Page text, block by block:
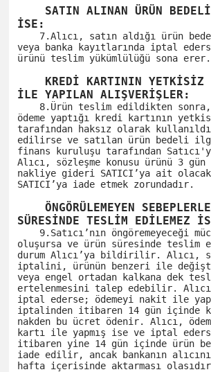
İSE:
veya banka kayıtlarında iptal
ürünü teslim yükümlülüğü sona erer.
İLE YAPILAN ALIŞVERİŞLER:
ödeme yaptığı kredi kartının
tarafından haksız olarak
edilirse ve satılan ürün bedeli
finans kuruluşu tarafından
Alıcı, sözleşme konusu ürünü 3
nakliye gideri SATICI’ya ait
SATICI’ya iade etmek zorundadır.
SÜRESİNDE TESLİM EDİLEMEZ
oluşursa ve ürün süresinde teslim
durum Alıcı’ya bildirilir. Alıcı,
iptalini, ürünün benzeri ile
veya engel ortadan kalkana dek
ertelenmesini talep edebilir.
iptal ederse; ödemeyi nakit ile
iptalinden itibaren 14 gün içinde
nakden bu ücret ödenir. Alıcı,
kartı ile yapmış ise ve iptal
itibaren yine 14 gün içinde ürün
iade edilir, ancak bankanın
hafta içerisinde aktarması